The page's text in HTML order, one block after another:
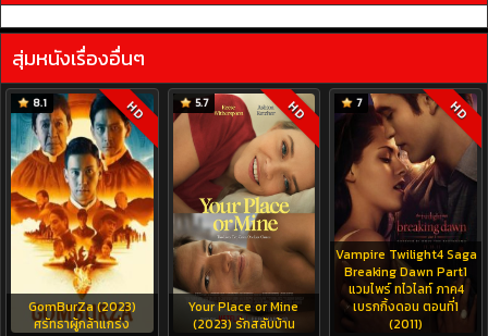
สุ่มหนังเรื่องอื่นๆ
GomBurZa (2023)
ศรัทธาผู้กล้าแกร่ง
8.1 HD
Your Place or Mine
(2023) รักสลับบ้าน
5.7 HD
Vampire Twilight4 Saga
Breaking Dawn Part1
แวมไพร์ ทไวไลท์ ภาค4
เบรกกิ้งดอน ตอนที่1
(2011)
7 HD